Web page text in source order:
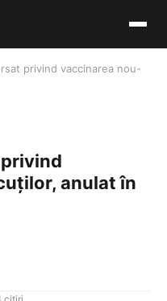
privind vaccinarea nou-
anulat în